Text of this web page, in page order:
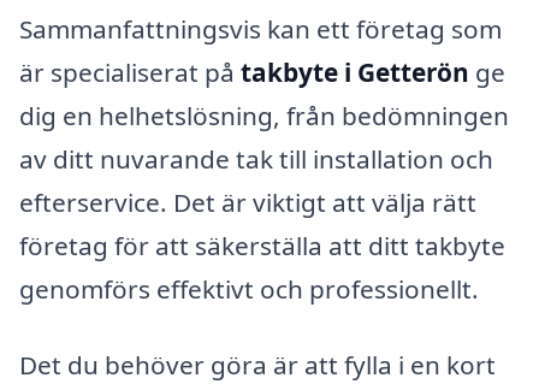
Sammanfattningsvis kan ett företag som
är specialiserat på takbyte i Getterön ge
dig en helhetslösning, från bedömningen
av ditt nuvarande tak till installation och
efterservice. Det är viktigt att välja rätt
företag för att säkerställa att ditt takbyte
genomförs effektivt och professionellt.
Det du behöver göra är att fylla i en kort